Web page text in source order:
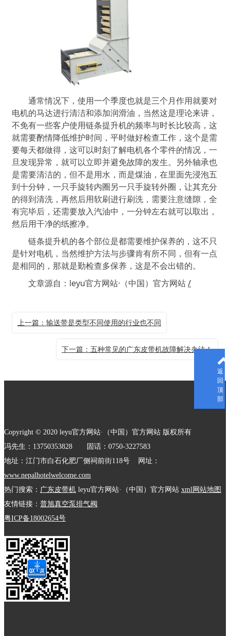
通常情况下，使用一个季度也就是三个月作用就要对
电机的马达进行清洁和添加润滑油，当然这是理论来讲，
不免有一些客户使用链条提升机的频率与时长比较高，这
就需要酌情降低维护时间，平时做好检查工作，这个是需
要每天都做得，这可以时刻了解电机各个零件的情况，一
旦发现异常，就可以立即并避免故障的发生。另外轴承也
是需要清洁的，但不是用水，而是煤油，在里面先浸泡五
到十分钟，一只手旋转内圈另一只手旋转外圈，让其充分
的得到清洗，再然后用软刷进行刷洗，需要注意缝隙，全
有完毕后，还需要放入汽油中，一分钟左右就可以取出，
然后用干净的纸擦净。
链条提升机的各个部位是都需要维护保养的，这不只
是针对电机，当然维护方法与步骤肯有所不同，但有一点
是相同的，那就是勤检查多保养，这是不会出错的。
文章源自：leyu官方网站·（中国）官方网站/
上一篇：输送带是类型不同使用的行业也不同
下一篇：五种常见的广东皮带机故障解决办法！
Copyright © 2020 leyu官方网站·（中国）官方网站 版权所有
冯先生：13750353828 固话：0750-3227583
地址：江门市白石化肥厂侧祠前街118号 网址：
www.nepalhotelwelcome.com
热门搜索： 广东皮带机 leyu官方网站·（中国）官方网站 xml网站地图
友情链接： 普旭真空泵排气阀
粤ICP备18002654号
返
回
顶
部